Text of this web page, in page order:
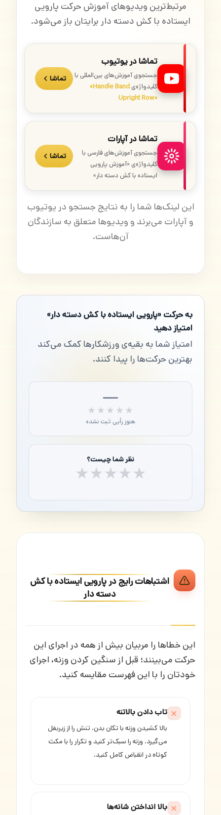
مرتبط‌ترین ویدیوهای آموزش حرکت پارویی
ایستاده با کش دسته دار برایتان باز می‌شود.
تماشا در یوتیوب
جستجوی آموزش‌های بین‌المللی با
کلیدواژه‌ی«Handle Band
Upright Row»
تماشا
تماشا در آپارات
جستجوی آموزش‌های فارسی با
کلیدواژه‌ی «آموزش پارویی
ایستاده با کش دسته دار»
تماشا
این لینک‌ها شما را به نتایج جستجو در یوتیوب
و آپارات می‌برند و ویدیوها متعلق به سازندگان
آن‌هاست.
به حرکت «پارویی ایستاده با کش دسته دار»
امتیاز دهید
امتیاز شما به بقیه‌ی ورزشکارها کمک می‌کند
بهترین حرکت‌ها را پیدا کنند.
—
★★★★★
هنوز رأیی ثبت نشده
نظر شما چیست؟
★★★★★
اشتباهات رایج در پارویی ایستاده با کش
دسته دار
این خطاها را مربیان بیش از همه در اجرای این
حرکت می‌بینند؛ قبل از سنگین کردن وزنه، اجرای
خودتان را با این فهرست مقایسه کنید.
تاب دادن بالاتنه
بالا کشیدن وزنه با تکان بدن، تنش را از زیربغل
می‌گیرد. وزنه را سبک‌تر کنید و تکرار را با مکث
کوتاه در انقباض کامل کنید.
بالا انداختن شانه‌ها